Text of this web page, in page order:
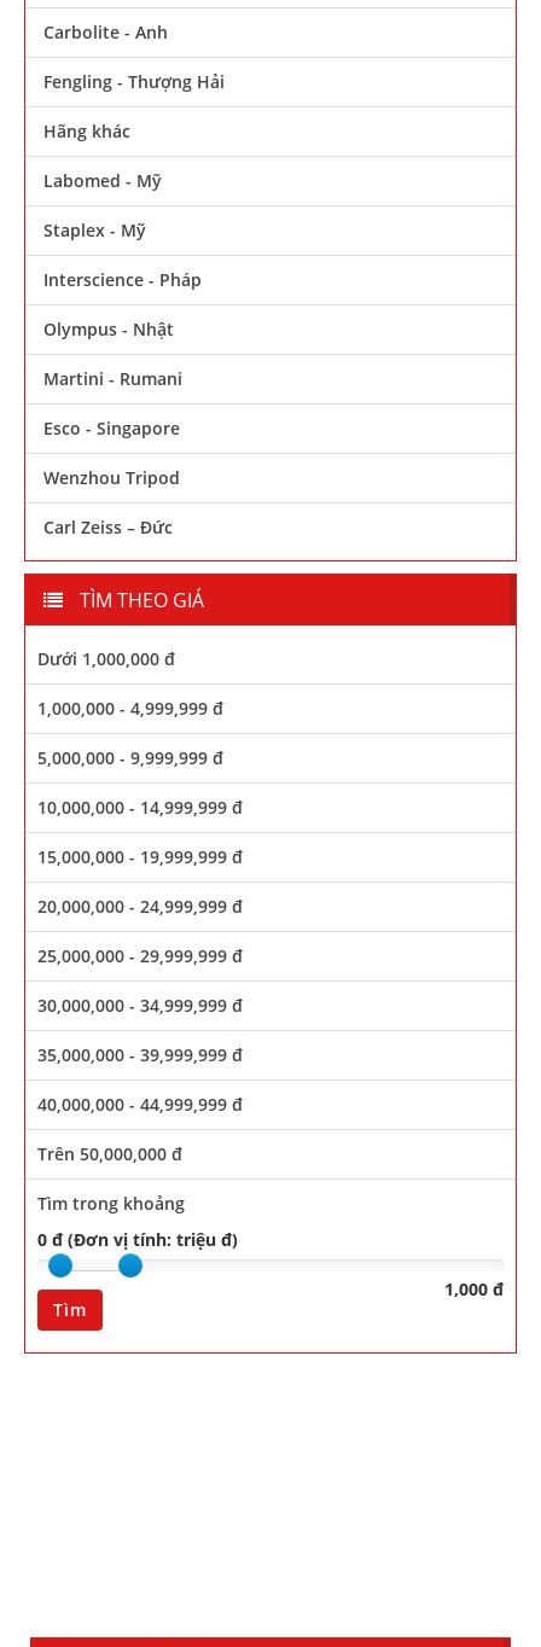
Carbolite - Anh
Fengling - Thượng Hải
Hãng khác
Labomed - Mỹ
Staplex - Mỹ
Interscience - Pháp
Olympus - Nhật
Martini - Rumani
Esco - Singapore
Wenzhou Tripod
Carl Zeiss – Đức
TÌM THEO GIÁ
Dưới 1,000,000 đ
1,000,000 - 4,999,999 đ
5,000,000 - 9,999,999 đ
10,000,000 - 14,999,999 đ
15,000,000 - 19,999,999 đ
20,000,000 - 24,999,999 đ
25,000,000 - 29,999,999 đ
30,000,000 - 34,999,999 đ
35,000,000 - 39,999,999 đ
40,000,000 - 44,999,999 đ
Trên 50,000,000 đ
Tìm trong khoảng
0 đ (Đơn vị tính: triệu đ)
1,000 đ
Tìm